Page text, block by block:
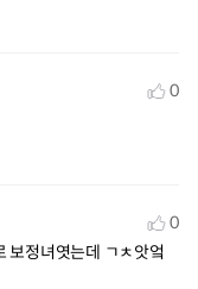
0
0
보정녀엿는데 ㄱㅊ앗엌